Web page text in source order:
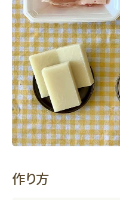
作り方